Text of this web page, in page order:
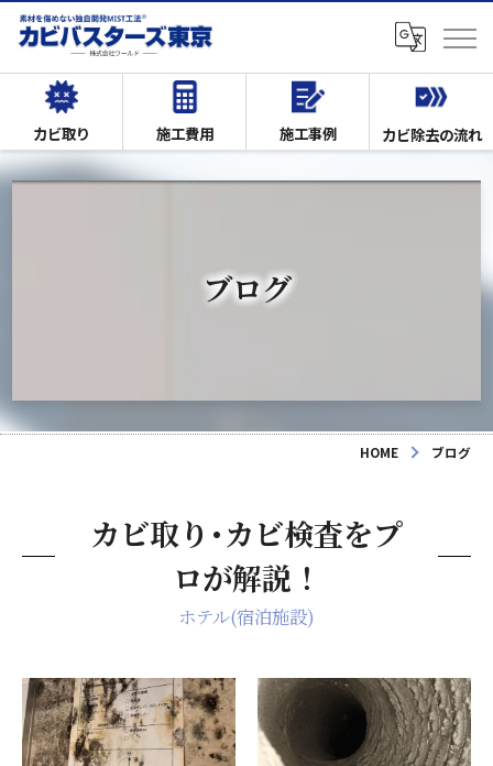
カビ取り 施工費用 施工事例 カビ除去の流れ
ブログ
HOME ブログ
カビ取り･カビ検査をプ
ロが解説！
ホテル(宿泊施設)